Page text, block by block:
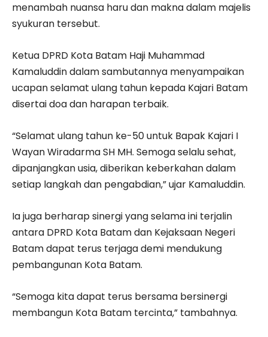
menambah nuansa haru dan makna dalam majelis
syukuran tersebut.
Ketua DPRD Kota Batam Haji Muhammad
Kamaluddin dalam sambutannya menyampaikan
ucapan selamat ulang tahun kepada Kajari Batam
disertai doa dan harapan terbaik.
“Selamat ulang tahun ke-50 untuk Bapak Kajari I
Wayan Wiradarma SH MH. Semoga selalu sehat,
dipanjangkan usia, diberikan keberkahan dalam
setiap langkah dan pengabdian,” ujar Kamaluddin.
Ia juga berharap sinergi yang selama ini terjalin
antara DPRD Kota Batam dan Kejaksaan Negeri
Batam dapat terus terjaga demi mendukung
pembangunan Kota Batam.
“Semoga kita dapat terus bersama bersinergi
membangun Kota Batam tercinta,” tambahnya.